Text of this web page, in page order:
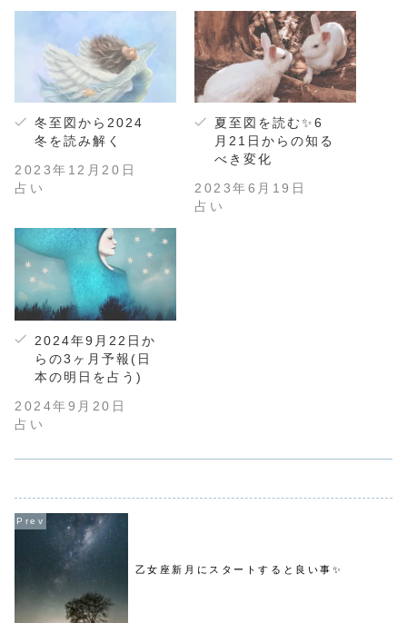
冬至図から2024
冬を読み解く
2023年12月20日
占い
夏至図を読む✨6
月21日からの知る
べき変化
2023年6月19日
占い
2024年9月22日か
らの3ヶ月予報(日
本の明日を占う)
2024年9月20日
占い
乙女座新月にスタートすると良い事✨